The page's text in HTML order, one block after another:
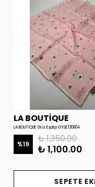
LA BOUTİQUE
LA BOUTİQUE Güz Eşarp GYSE130804
%19 ₺ 1,350.00
₺ 1,100.00
SEPETE